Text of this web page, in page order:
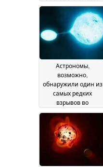
Астрономы,
возможно,
обнаружили один из
самых редких
взрывов во
Вселенной03 June 2026